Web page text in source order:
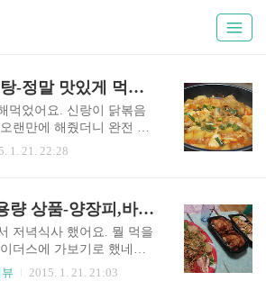
(나름요리)닭볶음탕-정말 맛있게 먹었어요~.
먹었어요. ​신랑이 닭볶음
랜만에 해줬더니 완전 잘
않았지만 간이 잘 베이라고
더 좋아서 닭볶음탕은 신
감자를 나눠먹는 편이예
어줘도 완전 맛나요. 만드
인해 보세요.↓↓↓↓↓↓↓
1. 21. 22:28
이트레이더스 대용량 상품-양장피,바베큐치킨,케이준치킨샐러드,광어연어모둠회로 가족 저녁식사 했어요.
저녁식사 했어요. 뭘 먹을
더스에 가보기로 했네요.
그냥 사서 먹기로 했어요.
2015. 1. 21. 21:03